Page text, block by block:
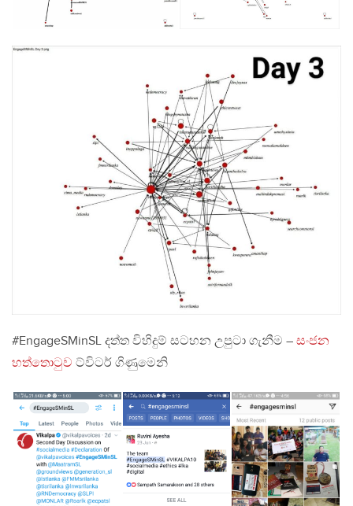
#EngageSMinSL දත්ත විහිදුම් සටහන උපුටා ගැනීම – සංජන
හත්තොටුව ට්විටර් ගිණුමෙනි